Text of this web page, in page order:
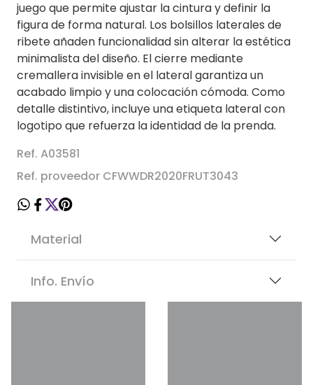
juego que permite ajustar la cintura y definir la
figura de forma natural. Los bolsillos laterales de
ribete añaden funcionalidad sin alterar la estética
minimalista del diseño. El cierre mediante
cremallera invisible en el lateral garantiza un
acabado limpio y una colocación cómoda. Como
detalle distintivo, incluye una etiqueta lateral con
logotipo que refuerza la identidad de la prenda.
Ref. A03581
Ref. proveedor CFWWDR2020FRUT3043
Material
Info. Envío